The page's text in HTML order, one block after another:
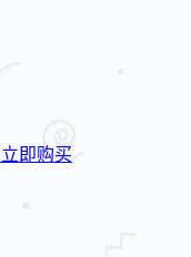
立即购买